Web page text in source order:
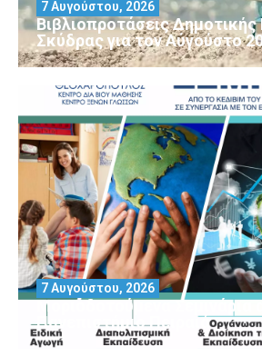
Βιβλιοπροτάσεις Δημοτικής
Σκύδρας για τον Αύγούστο
7 Αυγούστου, 2026
Μοριοδοτούμενα Σεμινάρια
Πανεπιστήμιο Πειραιά
7 Αυγούστου, 2026